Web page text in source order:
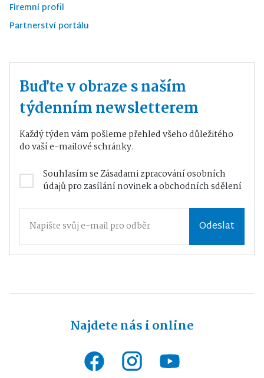
Firemní profil
Partnerství portálu
Buďte v obraze s naším
týdenním newsletterem
Každý týden vám pošleme přehled všeho důležitého
do vaší e-mailové schránky.
Souhlasím seZásadami zpracování osobních
údajůpro zasílání novinek a obchodních sdělení
Odeslat
Najdete nás i online